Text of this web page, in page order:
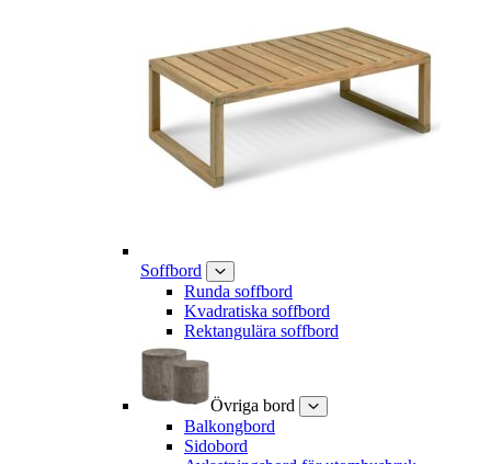
Soffbord
Runda soffbord
Kvadratiska soffbord
Rektangulära soffbord
Övriga bord
Balkongbord
Sidobord